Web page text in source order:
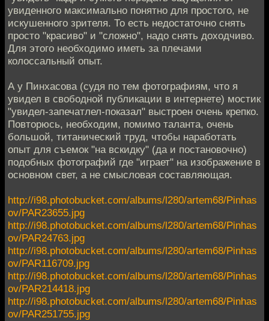
увиденного максимально понятно для простого, не
искушенного зрителя. То есть недостаточно снять
просто "красиво" и "сложно", надо снять доходчиво.
Для этого необходимо иметь за плечами
колоссальный опыт.
А у Пинхасова (судя по тем фотографиям, что я
увидел в свободной публикации в интернете) мостик
"увидел-запечатлел-показал" выстроен очень крепко.
Повторюсь, необходим, помимо таланта, очень
большой, титанический труд, чтобы наработать
опыт для съемок "на вскидку" (да и постановочно)
подобных фотографий где "играет" на изображение в
основном свет, а не смысловая составляющая.
http://i98.photobucket.com/albums/l280/artem68/Pinhas
ov/PAR23655.jpg
http://i98.photobucket.com/albums/l280/artem68/Pinhas
ov/PAR24763.jpg
http://i98.photobucket.com/albums/l280/artem68/Pinhas
ov/PAR116709.jpg
http://i98.photobucket.com/albums/l280/artem68/Pinhas
ov/PAR214418.jpg
http://i98.photobucket.com/albums/l280/artem68/Pinhas
ov/PAR251755.jpg